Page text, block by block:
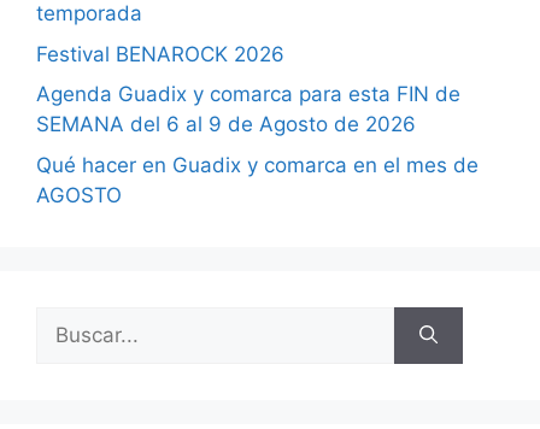
temporada
Festival BENAROCK 2026
Agenda Guadix y comarca para esta FIN de
SEMANA del 6 al 9 de Agosto de 2026
Qué hacer en Guadix y comarca en el mes de
AGOSTO